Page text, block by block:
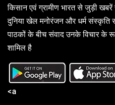
किसान एवं ग्रामीण भारत से जुड़ी
दुनिया खेल मनोरंजन और धर्म संस्कृति
पाठकों के बीच संवाद उनके विचार के
शामिल है
<a